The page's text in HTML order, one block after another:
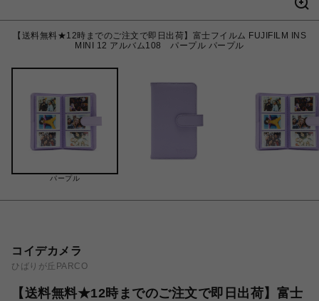
【送料無料★12時までのご注文で即日出荷】富士フイルム FUJIFILM INS
MINI 12 アルバム108 パープル パープル
パープル
コイデカメラ
ひばりが丘PARCO
【送料無料★12時までのご注文で即日出荷】富士